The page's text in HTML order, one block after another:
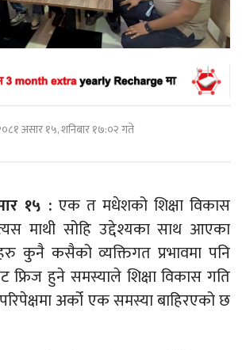
असार १५, शनिबार १७:०२ गते
१५ : एक त मधेशको शिक्षा विकास
माथी सोहि उद्देश्यका साथ आएका
कुनै कसैको व्यक्तिगत प्रभावमा पनि
हुने समस्याले शिक्षा विकास गति
अर्को एक समस्या बाहिरएको छ